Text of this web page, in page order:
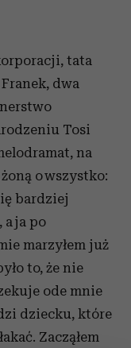
tata
dwa
Tosi
na
o wszystko:
bardziej
ja po
marzyłem już
to, że nie
ode mnie
dziecku, które
Zacząłem